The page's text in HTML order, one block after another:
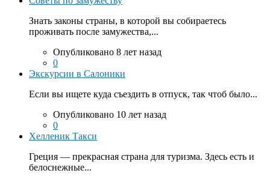
Знать законы страны, в которой вы собираетесь
проживать после замужества,...
Опубликовано 8 лет назад
0
Экскурсии в Салоники
Если вы ищете куда съездить в отпуск, так чтоб было...
Опубликовано 10 лет назад
0
Хелленик Такси
Греция — прекрасная страна для туризма. Здесь есть и
белоснежные...